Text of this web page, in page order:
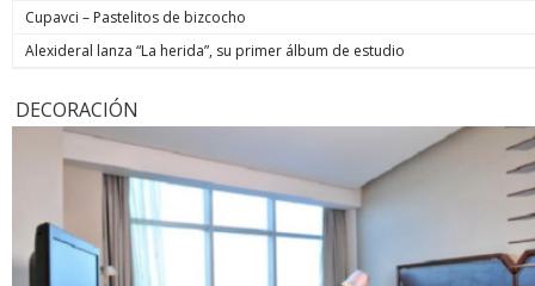
Cupavci – Pastelitos de bizcocho
Alexideral lanza “La herida”, su primer álbum de estudio
DECORACIÓN